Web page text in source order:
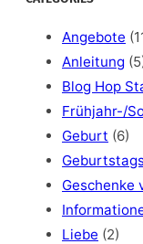
Angebote
Anleitung
Blog Hop
Frühjahr-/
Geburt (6)
Geschenke
Liebe (2)